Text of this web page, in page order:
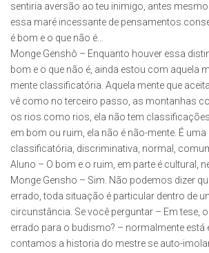
sentiria aversão ao teu inimigo, antes
essa maré incessante de pensamentos
é bom e o que não é…
Monge Genshô – Enquanto houver essa
bom e o que não é, ainda estou com aquela
mente classificatória. Aquela mente que
vê como no terceiro passo, as montanhas
os rios como rios, ela não tem
em bom ou ruim, ela não é não-mente. É uma
classificatória, discriminativa, normal,
Aluno – O bom e o ruim, em parte é cultural,
Monge Gensho – Sim. Não podemos dizer
errado, toda situação é particular dentro de
circunstância. Se você perguntar – Em tese,
errado para o budismo? – normalmente está
contamos a historia do mestre se auto-